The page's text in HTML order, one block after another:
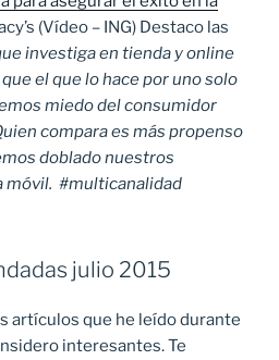
(Vídeo – ING) Destaco las
investiga en tienda y online
el que lo hace por uno solo
miedo del consumidor
compara es más propenso
doblado nuestros
móvil. #multicanalidad
julio 2015
artículos que he leído durante
interesantes. Te